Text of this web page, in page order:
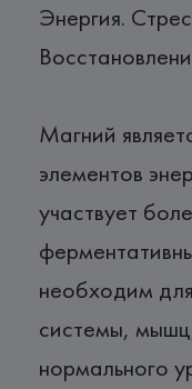
Энергия.
Магний
элементов
участвует
необходим
системы,
нормального